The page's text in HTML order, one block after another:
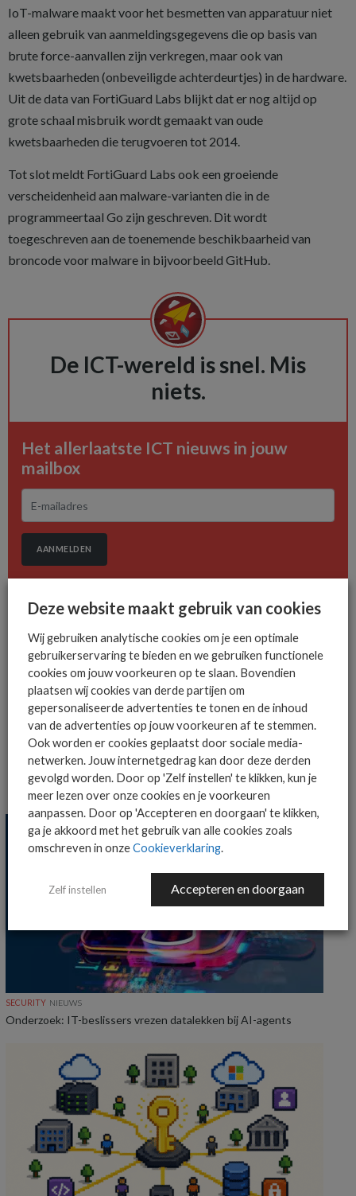
IoT-malware maakt voor het besmetten van apparatuur niet
alleen gebruik van aanmeldingsgegevens die op basis van
brute force-aanvallen zijn verkregen, maar ook van
kwetsbaarheden (onbeveiligde achterdeurtjes) in de hardware.
Uit de data van FortiGuard Labs blijkt dat er nog altijd op
grote schaal misbruik wordt gemaakt van oude
kwetsbaarheden die terugvoeren tot 2014.
Tot slot meldt FortiGuard Labs ook een groeiende
verscheidenheid aan malware-varianten die in de
programmeertaal Go zijn geschreven. Dit wordt
toegeschreven aan de toenemende beschikbaarheid van
broncode voor malware in bijvoorbeeld GitHub.
De ICT-wereld is snel. Mis
niets.
Het allerlaatste ICT nieuws in jouw
mailbox
AANMELDEN
FORTINET INTERNET OF THINGS
IOT-AANVALLEN
MEER SECURITY NIEUWS
SECURITY NIEUWS
Onderzoek: IT-beslissers vrezen datalekken bij AI-agents
Deze website maakt gebruik van cookies
Wij gebruiken analytische cookies om je een optimale
gebruikerservaring te bieden en we gebruiken functionele
cookies om jouw voorkeuren op te slaan. Bovendien
plaatsen wij cookies van derde partijen om
gepersonaliseerde advertenties te tonen en de inhoud
van de advertenties op jouw voorkeuren af te stemmen.
Ook worden er cookies geplaatst door sociale media-
netwerken. Jouw internetgedrag kan door deze derden
gevolgd worden. Door op 'Zelf instellen' te klikken, kun je
meer lezen over onze cookies en je voorkeuren
aanpassen. Door op 'Accepteren en doorgaan' te klikken,
ga je akkoord met het gebruik van alle cookies zoals
omschreven in onzeCookieverklaring.
Zelf instellen Accepteren en doorgaan